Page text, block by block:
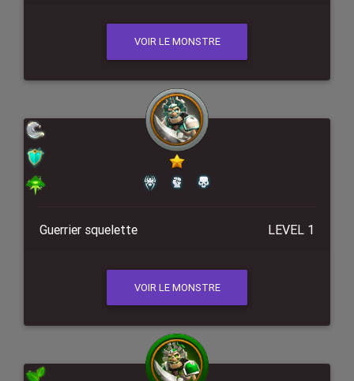
VOIR LE MONSTRE
Guerrier squelette LEVEL 1
VOIR LE MONSTRE